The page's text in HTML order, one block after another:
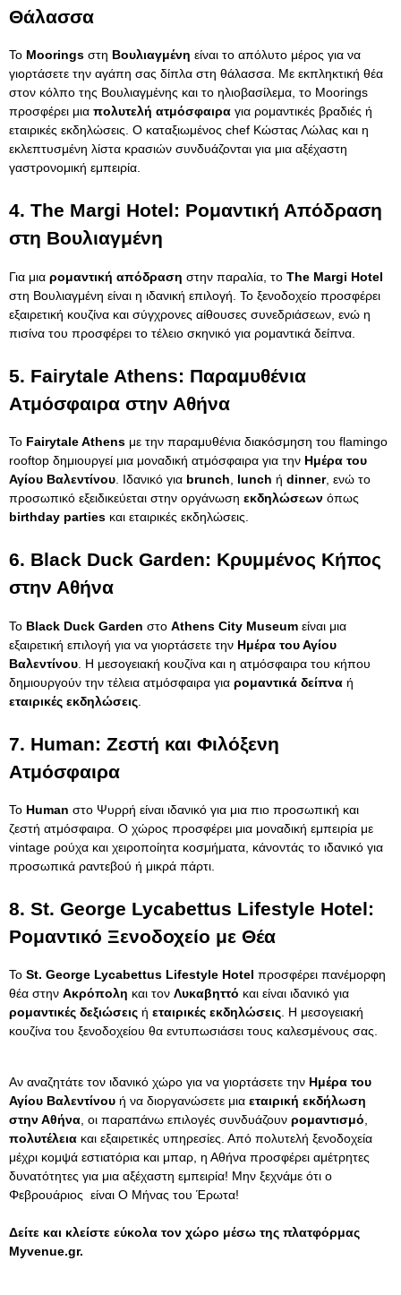
Θάλασσα
Το Moorings στη Βουλιαγμένη είναι το απόλυτο μέρος για να
γιορτάσετε την αγάπη σας δίπλα στη θάλασσα. Με εκπληκτική θέα
στον κόλπο της Βουλιαγμένης και το ηλιοβασίλεμα, το Moorings
προσφέρει μια πολυτελή ατμόσφαιρα για ρομαντικές βραδιές ή
εταιρικές εκδηλώσεις. Ο καταξιωμένος chef Κώστας Λώλας και η
εκλεπτυσμένη λίστα κρασιών συνδυάζονται για μια αξέχαστη
γαστρονομική εμπειρία.
4. The Margi Hotel: Ρομαντική Απόδραση
στη Βουλιαγμένη
Για μια ρομαντική απόδραση στην παραλία, το The Margi Hotel
στη Βουλιαγμένη είναι η ιδανική επιλογή. Το ξενοδοχείο προσφέρει
εξαιρετική κουζίνα και σύγχρονες αίθουσες συνεδριάσεων, ενώ η
πισίνα του προσφέρει το τέλειο σκηνικό για ρομαντικά δείπνα.
5. Fairytale Athens: Παραμυθένια
Ατμόσφαιρα στην Αθήνα
Το Fairytale Athens με την παραμυθένια διακόσμηση του flamingo
rooftop δημιουργεί μια μοναδική ατμόσφαιρα για την Ημέρα του
Αγίου Βαλεντίνου. Ιδανικό για brunch, lunch ή dinner, ενώ το
προσωπικό εξειδικεύεται στην οργάνωση εκδηλώσεων όπως
birthday parties και εταιρικές εκδηλώσεις.
6. Black Duck Garden: Κρυμμένος Κήπος
στην Αθήνα
Το Black Duck Garden στο Athens City Museum είναι μια
εξαιρετική επιλογή για να γιορτάσετε την Ημέρα του Αγίου
Βαλεντίνου . Η μεσογειακή κουζίνα και η ατμόσφαιρα του κήπου
δημιουργούν την τέλεια ατμόσφαιρα για ρομαντικά δείπνα ή
εταιρικές εκδηλώσεις
7. Human: Ζεστή και Φιλόξενη
Ατμόσφαιρα
Το Human στο Ψυρρή είναι ιδανικό για μια πιο προσωπική και
ζεστή ατμόσφαιρα. Ο χώρος προσφέρει μια μοναδική εμπειρία με
vintage ρούχα και χειροποίητα κοσμήματα, κάνοντάς το ιδανικό για
προσωπικά ραντεβού ή μικρά πάρτι.
8. St. George Lycabettus Lifestyle Hotel:
Ρομαντικό Ξενοδοχείο με Θέα
Το St. George Lycabettus Lifestyle Hotel προσφέρει πανέμορφη
θέα στην Ακρόπολη και τον Λυκαβηττό και είναι ιδανικό για
ρομαντικές δεξιώσεις ή εταιρικές εκδηλώσεις. Η μεσογειακή
κουζίνα του ξενοδοχείου θα εντυπωσιάσει τους καλεσμένους σας.
Αν αναζητάτε τον ιδανικό χώρο για να γιορτάσετε την Ημέρα του
Αγίου Βαλεντίνου ή να διοργανώσετε μια εταιρική εκδήλωση
στην Αθήνα, οι παραπάνω επιλογές συνδυάζουν ρομαντισμό,
πολυτέλεια και εξαιρετικές υπηρεσίες. Από πολυτελή ξενοδοχεία
μέχρι κομψά εστιατόρια και μπαρ, η Αθήνα προσφέρει αμέτρητες
δυνατότητες για μια αξέχαστη εμπειρία! Μην ξεχνάμε ότι ο
Φεβρουάριος είναι Ο Μήνας του Έρωτα!
Δείτε και κλείστε εύκολα τον χώρο μέσω της πλατφόρμας
Myvenue.gr.